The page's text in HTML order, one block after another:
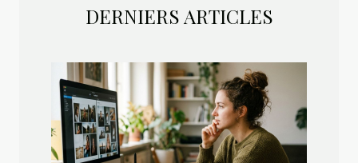
DERNIERS ARTICLES